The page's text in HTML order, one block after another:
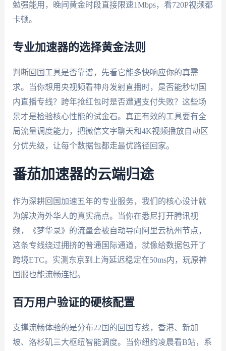
勉强能用，晚间黄金时段直接限速1Mbps，看720P视频都
卡顿。
专业加速器的选择黄金法则
判断回国工具是否靠谱，先看它能多快响应你的真需
求。当你想用央视频看神舟发射直播时，是否能秒切国
内直播专线？跨年抢红包时是否遭遇支付失败？这些场
景才是检验核心性能的试金石。真正有效的工具要有全
局流量调度能力，把微信文字聊天和4K视频播放自动区
分优先级，让每个数据包都走最优路径回家。
番茄加速器的云端归途
作为深耕回国加速五年的专业服务，我们的核心设计就
为解决海外华人的真实痛点。当你在悉尼打开腾讯视
频，《梦华录》的流量会被自动导向阿里云杭州节点，
这条专线绕过拥挤的普通国际通道，就像给数据包开了
跨境ETC。实测东京到上海延迟稳定在50ms内，玩原神
国服也能流畅连招。
百万用户验证的硬核配置
支撑流畅体验的是分布22国的回国专线，香港、新加
坡、洛杉矶三大枢纽智能调度。当你纽约凌晨看B站，系